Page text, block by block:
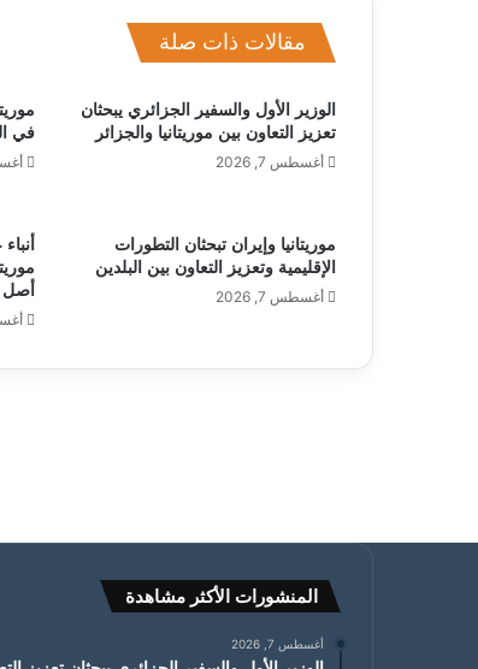
مقالات ذات صلة
الوزير الأول والسفير الجزائري يبحثان
تعزيز التعاون بين موريتانيا والجزائر
أغسطس 7, 2026
في
موريتانيا وإيران تبحثان التطورات
الإقليمية وتعزيز التعاون بين البلدين
أغسطس 7, 2026
أصل 20 مواطنا
المنشورات الأكثر مشاهدة
أغسطس 7, 2026